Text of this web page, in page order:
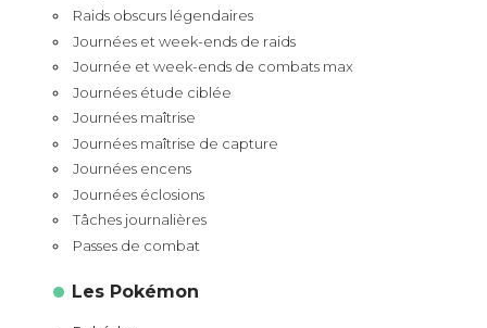
Raids obscurs légendaires
Journées et week-ends de raids
Journée et week-ends de combats max
Journées étude ciblée
Journées maîtrise
Journées maîtrise de capture
Journées encens
Journées éclosions
Tâches journalières
Passes de combat
Les Pokémon